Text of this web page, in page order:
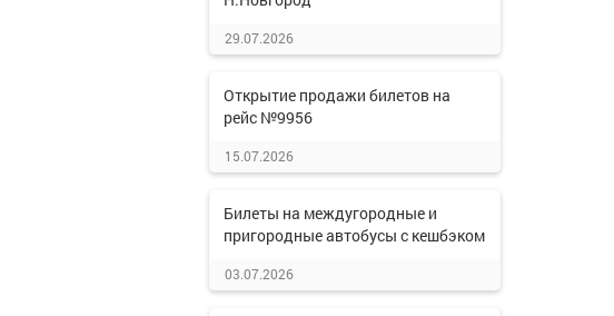
29.07.2026
Открытие продажи билетов на
рейс №9956
15.07.2026
Билеты на междугородные и
пригородные автобусы с кешбэком
03.07.2026